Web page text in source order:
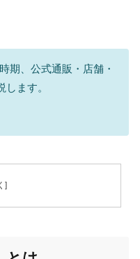
期、公式通販・店舗・
ます。